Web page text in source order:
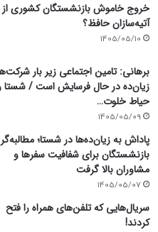
خروج خاموش بازنشستگان کشوری از
آتیه‌سازان حافظ؟
1405/05/10
برهانی: تامین اجتماعی زیر بار
زیان‌ده در حال فرسایش است / شستا
حیاط خلوت…
1405/05/09
پاداش به زیان‌ده‌ها در شستا؛
بازنشستگان برای شفافیت سفرها و
مشاوران بالا گرفت
1405/05/07
سریال‌هایی که تلفن‌های همراه را فتح
کردند!